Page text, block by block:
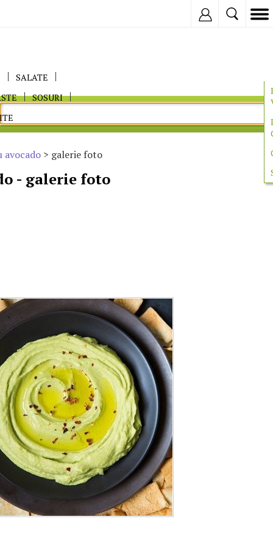
SALATE
SOSURI
avocado > galerie foto
- galerie foto